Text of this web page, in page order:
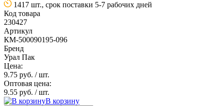
1417 шт., срок поставки 5-7 рабочих дней
Код товара
230427
Артикул
КМ-500090195-096
Бренд
Урал Пак
Цена:
9.75 руб. / шт.
Оптовая цена:
9.55 руб. / шт.
В корзину